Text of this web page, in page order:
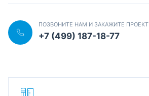
ПОЗВОНИТЕ НАМ И ЗАКАЖИТЕ ПРОЕКТ
+7 (499) 187-18-77